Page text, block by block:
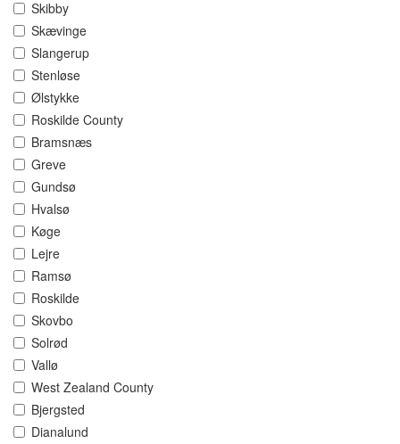
Skibby
Skævinge
Slangerup
Stenløse
Ølstykke
Roskilde County
Bramsnæs
Greve
Gundsø
Hvalsø
Køge
Lejre
Ramsø
Roskilde
Skovbo
Solrød
Vallø
West Zealand County
Bjergsted
Dianalund